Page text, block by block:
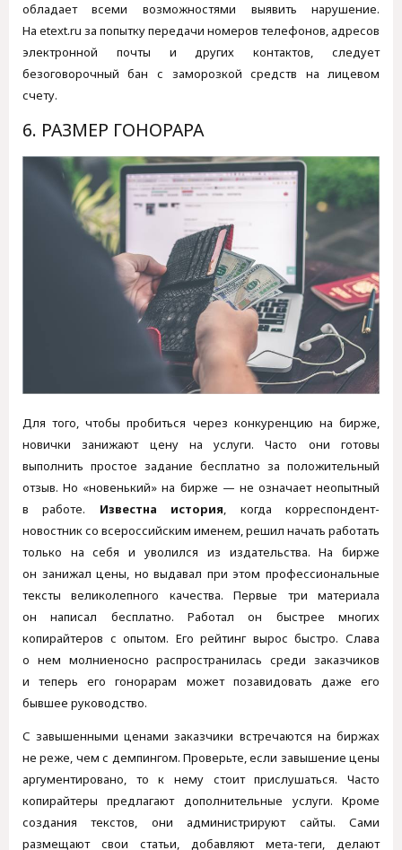
обладает всеми возможностями выявить нарушение.
На etext.ru за попытку передачи номеров телефонов, адресов
электронной почты и других контактов, следует
безоговорочный бан с заморозкой средств на лицевом
счету.
6. РАЗМЕР ГОНОРАРА
Для того, чтобы пробиться через конкуренцию на бирже,
новички занижают цену на услуги. Часто они готовы
выполнить простое задание бесплатно за положительный
отзыв. Но «новенький» на бирже — не означает неопытный
в работе. Известна история, когда корреспондент-
новостник со всероссийским именем, решил начать работать
только на себя и уволился из издательства. На бирже
он занижал цены, но выдавал при этом профессиональные
тексты великолепного качества. Первые три материала
он написал бесплатно. Работал он быстрее многих
копирайтеров с опытом. Его рейтинг вырос быстро. Слава
о нем молниеносно распространилась среди заказчиков
и теперь его гонорарам может позавидовать даже его
бывшее руководство.
С завышенными ценами заказчики встречаются на биржах
не реже, чем с демпингом. Проверьте, если завышение цены
аргументировано, то к нему стоит прислушаться. Часто
копирайтеры предлагают дополнительные услуги. Кроме
создания текстов, они администрируют сайты. Сами
размещают свои статьи, добавляют мета-теги, делают